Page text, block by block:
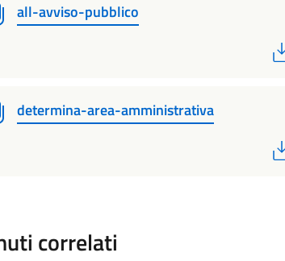
all-avviso-pubblico
determina-area-amministrativa
correlati